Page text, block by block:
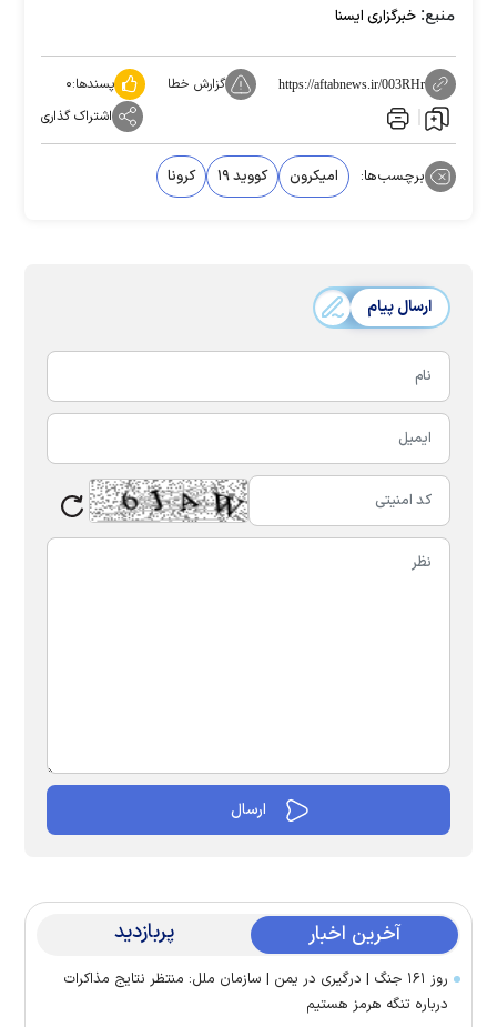
منبع: خبرگزاری ایسنا
https://aftabnews.ir/003RHr گزارش خطا پسندها:۰
اشتراک گذاری
برچسب‌ها: امیکرون کووید ۱۹ کرونا
ارسال پیام
آخرین اخبار پربازدید
روز ۱۶۱ جنگ | درگیری در یمن | سازمان ملل: منتظر نتایج مذاکرات
درباره تنگه هرمز هستیم